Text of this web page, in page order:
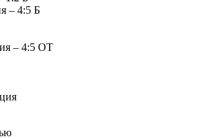
– 4:5 Б
– 4:5 ОТ